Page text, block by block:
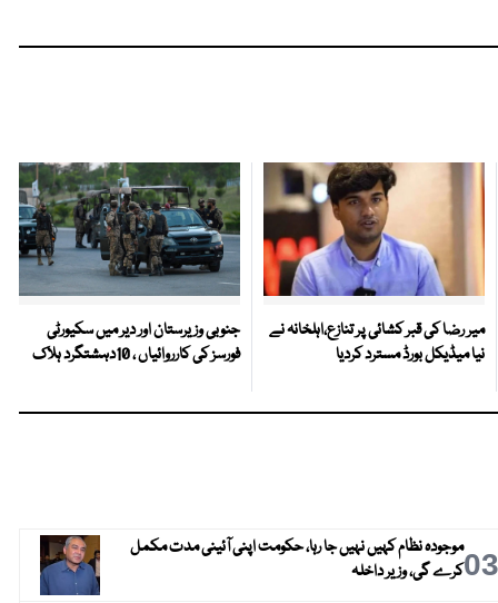
میر رضا کی قبر کشائی پر تنازع،اہلخانہ نے
نیا میڈیکل بورڈ مسترد کردیا
جنوبی وزیرستان اور دیر میں سکیورٹی
فورسز کی کارروائیاں ، 10دہشتگرد ہلاک
03موجودہ نظام کہیں نہیں جا رہا، حکومت اپنی آئینی مدت مکمل
کرے گی، وزیر داخلہ